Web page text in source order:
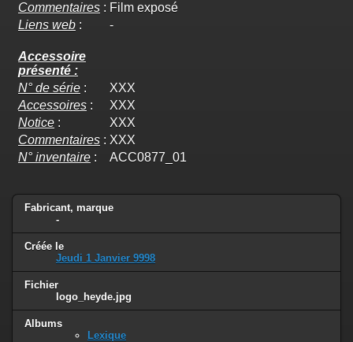
Commentaires : Film exposé
Liens web : -
Accessoire
présenté :
N° de série :
XXX
Accessoires :
XXX
Notice :
XXX
Commentaires : XXX
N° inventaire : ACC0877_01
Fabricant, marque
-
Créée le
Jeudi 1 Janvier 9998
Fichier
logo_heyde.jpg
Albums
Lexique